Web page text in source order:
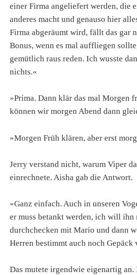
einer Firma angeliefert werden, die
anderes macht und genauso hier
Firma abgeräumt wird, fällt das gar
Bonus, wenn es mal auffliegen
gemütlich raus reden. Ich wusste
nichts.«
»Prima. Dann klär das mal Morgen
können wir morgen Abend dann
»Morgen Früh klären, aber erst
Jerry verstand nicht, warum Viper
einrechnete. Aisha gab die Antwort.
»Ganz einfach. Auch in unseren
er muss betankt werden, ich will ihn
durchchecken mit Mario und dann
Herren bestimmt auch noch Gepäck
Das mutete irgendwie eigenartig